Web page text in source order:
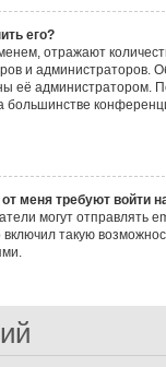
его?
отражают
и
её
большинстве
меня требуют войти
могут
такую